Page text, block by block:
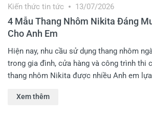
Kiến thức tin tức
4 Mẫu Thang Nhôm Nikita Đáng
Cho Anh Em
13/07/2026
Hiện nay, nhu cầu sử dụng thang nhôm
trong gia đình, cửa hàng và công trình thi
thang nhôm Nikita được nhiều Anh em
chỉ có mẫu mã đa dạng, dòng Nikita này
Xem thêm